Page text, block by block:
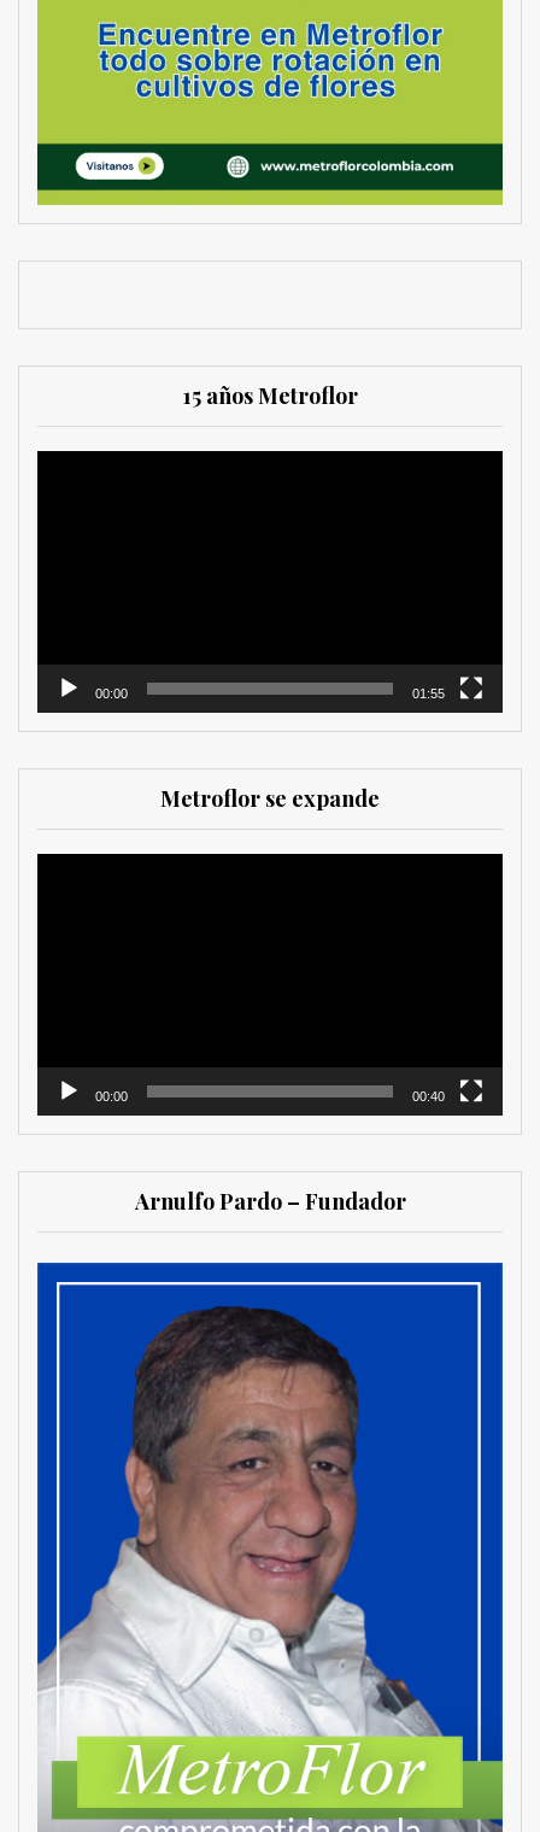
15 años Metroflor
00:00 01:55
Metroflor se expande
00:00 00:40
Arnulfo Pardo – Fundador